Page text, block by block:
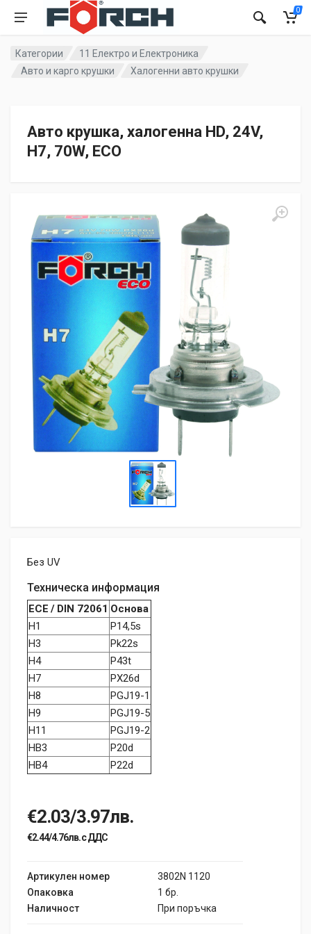
0
Категории
11 Електро и Електроника
Авто и карго крушки
Халогенни авто крушки
Авто крушка, халогенна HD, 24V,
H7, 70W, ECO
Без UV
Техническа информация
ECE / DIN 72061 Основа
H1
P14,5s
H3
Pk22s
H4
P43t
H7
PX26d
H8
PGJ19-1
H9
PGJ19-5
H11
PGJ19-2
HB3
P20d
HB4
P22d
€2.03/3.97лв.
€2.44/4.76лв. с ДДС
Артикулен номер
3802N 1120
Опаковка
1 бр.
Наличност
При поръчка